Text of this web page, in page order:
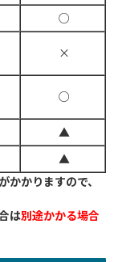
○
×
○
▲
▲
かりますので、
は別途かかる場合